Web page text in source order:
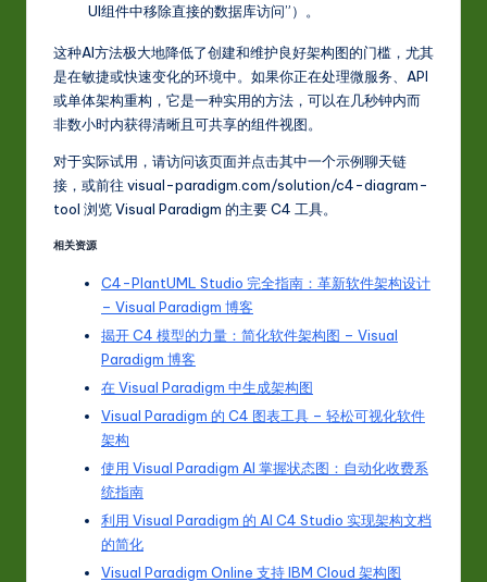
UI组件中移除直接的数据库访问”）。
这种AI方法极大地降低了创建和维护良好架构图的门槛，尤其
是在敏捷或快速变化的环境中。如果你正在处理微服务、API
或单体架构重构，它是一种实用的方法，可以在几秒钟内而
非数小时内获得清晰且可共享的组件视图。
对于实际试用，请访问该页面并点击其中一个示例聊天链
接，或前往 visual-paradigm.com/solution/c4-diagram-
tool 浏览 Visual Paradigm 的主要 C4 工具。
相关资源
C4-PlantUML Studio 完全指南：革新软件架构设计
– Visual Paradigm 博客
揭开 C4 模型的力量：简化软件架构图 – Visual
Paradigm 博客
在 Visual Paradigm 中生成架构图
Visual Paradigm 的 C4 图表工具 – 轻松可视化软件
架构
使用 Visual Paradigm AI 掌握状态图：自动化收费系
统指南
利用 Visual Paradigm 的 AI C4 Studio 实现架构文档
的简化
Visual Paradigm Online 支持 IBM Cloud 架构图